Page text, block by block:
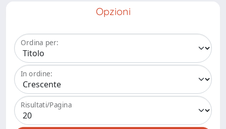
Opzioni
Ordina per:
In ordine:
Risultati/Pagina